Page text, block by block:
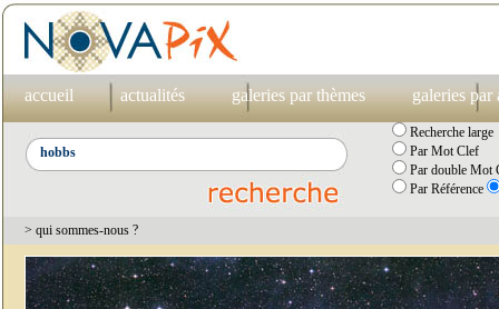
accueil actualités galeries par thèmes galeries par
Recherche large
Par Mot Clef
Par double Mot
Par Référence
> qui sommes-nous ?